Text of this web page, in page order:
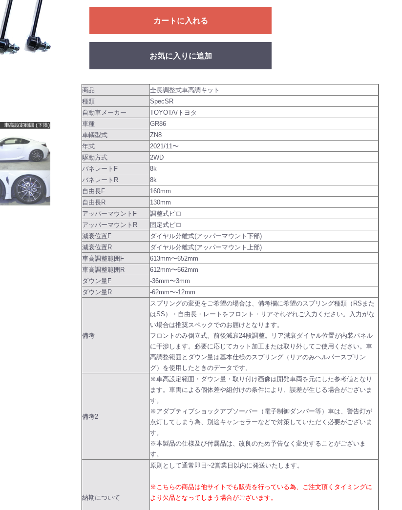
カートに入れる
お気に入りに追加
商品
全長調整式車高調キット
種類
SpecSR
自動車メーカー
TOYOTA/トヨタ
車種
GR86
車輌型式
ZN8
年式
2021/11〜
駆動方式
2WD
バネレートF
8k
バネレートR
8k
自由長F
160mm
自由長R
130mm
アッパーマウントF
調整式ピロ
アッパーマウントR
固定式ピロ
減衰位置F
ダイヤル分離式(アッパーマウント下部)
減衰位置R
ダイヤル分離式(アッパーマウント上部)
車高調整範囲F
613mm〜652mm
車高調整範囲R
612mm〜662mm
ダウン量F
-36mm〜3mm
ダウン量R
-62mm〜-12mm
備考
スプリングの変更をご希望の場合は、備考欄に希望のスプリング種類（RSまた
はSS）・自由長・レートをフロント・リアそれぞれご入力ください。入力がな
い場合は推奨スペックでのお届けとなります。
フロントのみ倒立式。前後減衰24段調整。リア減衰ダイヤル位置が内装パネル
に干渉します。必要に応じてカット加工または取り外してご使用ください。車
高調整範囲とダウン量は基本仕様のスプリング（リアのみヘルパースプリン
グ）を使用したときのデータです。
備考2
※車高設定範囲・ダウン量・取り付け画像は開発車両を元にした参考値となり
ます。車両による個体差や組付けの条件により、誤差が生じる場合がございま
す。
※アダプティブショックアブソーバー（電子制御ダンパー等）車は、警告灯が
点灯してしまう為、別途キャンセラーなどで対策していただく必要がございま
す。
※本製品の仕様及び付属品は、改良のため予告なく変更することがございま
す。
納期について
原則として通常即日~2営業日以内に発送いたします。
※こちらの商品は他サイトでも販売を行っている為、ご注文頂くタイミングに
より欠品となってしまう場合がございます。